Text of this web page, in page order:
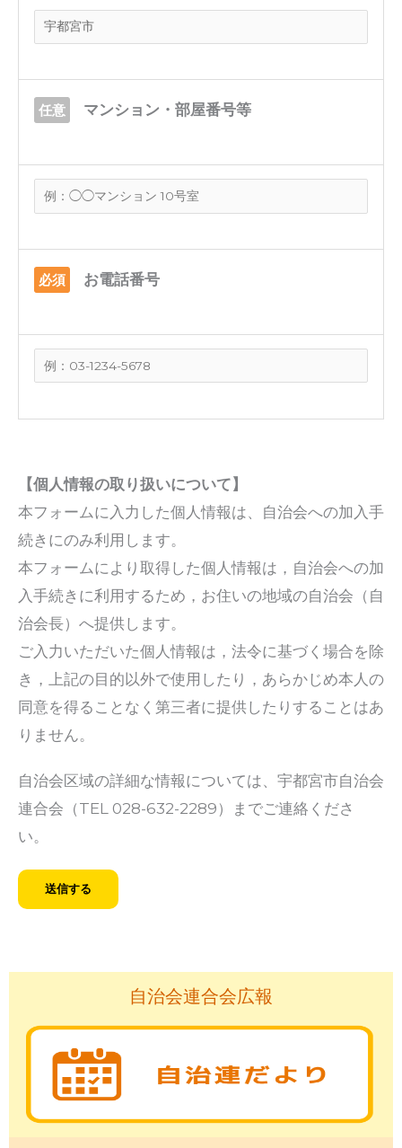
任意 マンション・部屋番号等
必須 お電話番号
【個人情報の取り扱いについて】
本フォームに入力した個人情報は、自治会への加入手
続きにのみ利用します。
本フォームにより取得した個人情報は，自治会への加
入手続きに利用するため，お住いの地域の自治会（自
治会長）へ提供します。
ご入力いただいた個人情報は，法令に基づく場合を除
き，上記の目的以外で使用したり，あらかじめ本人の
同意を得ることなく第三者に提供したりすることはあ
りません。
自治会区域の詳細な情報については、宇都宮市自治会
連合会（TEL 028-632-2289）までご連絡くださ
い。
自治会連合会広報